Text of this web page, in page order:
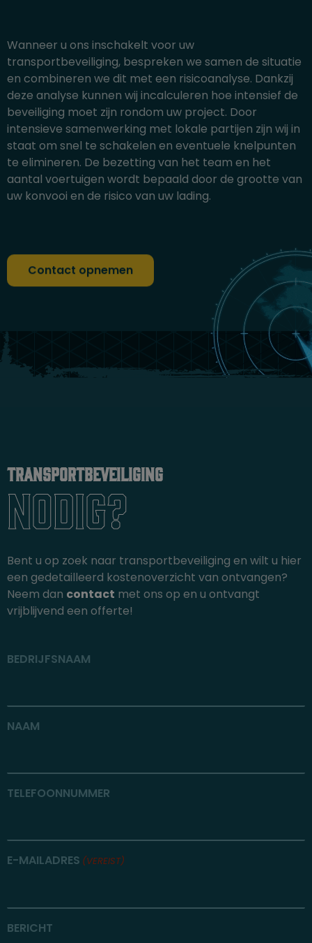
Wanneer u ons inschakelt voor uw
transportbeveiliging, bespreken we samen de situatie
en combineren we dit met een risicoanalyse. Dankzij
deze analyse kunnen wij incalculeren hoe intensief de
beveiliging moet zijn rondom uw project. Door
intensieve samenwerking met lokale partijen zijn wij in
staat om snel te schakelen en eventuele knelpunten
te elimineren. De bezetting van het team en het
aantal voertuigen wordt bepaald door de grootte van
uw konvooi en de risico van uw lading.
Contact opnemen
Transportbeveiliging
Nodig?
Bent u op zoek naar transportbeveiliging en wilt u hier
een gedetailleerd kostenoverzicht van ontvangen?
Neem dan contact met ons op en u ontvangt
vrijblijvend een offerte!
BEDRIJFSNAAM
NAAM
TELEFOONNUMMER
E-MAILADRES (VEREIST)
BERICHT